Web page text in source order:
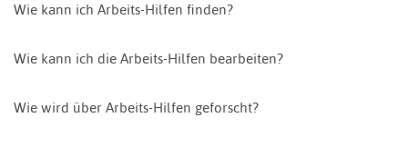
Wie kann ich Arbeits-Hilfen finden?
Wie kann ich die Arbeits-Hilfen bearbeiten?
Wie wird über Arbeits-Hilfen geforscht?